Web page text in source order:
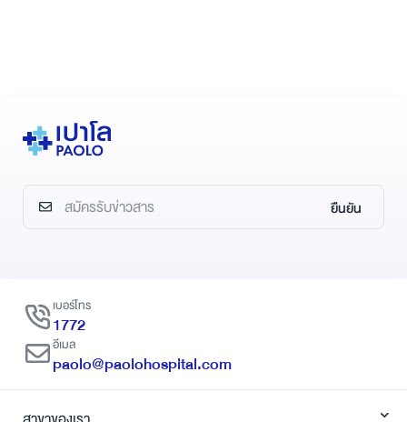
ยืนยัน
เบอร์โทร
1772
อีเมล
paolo@paolohospital.com